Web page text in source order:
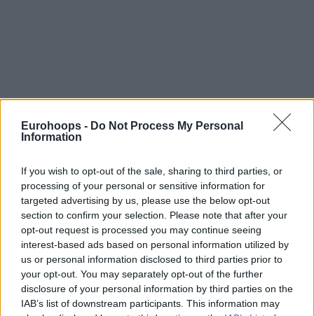
Eurohoops - Do Not Process My Personal
Information
If you wish to opt-out of the sale, sharing to third parties, or
processing of your personal or sensitive information for
targeted advertising by us, please use the below opt-out
section to confirm your selection. Please note that after your
opt-out request is processed you may continue seeing
interest-based ads based on personal information utilized by
us or personal information disclosed to third parties prior to
your opt-out. You may separately opt-out of the further
disclosure of your personal information by third parties on the
IAB’s list of downstream participants. This information may
Από την άλλη, οΟλυμπιακόςμε μία πολύ καλή ομάδα όπως
Περιστέρι, ήταν σοβαρός. ΟΡάιτμε τονΠετρούσεφ
έδωσαν πολλά. Ο Μήτρου-Λονγκ που ήρθε απ’ τον πάγκο
έδωσε πόντους και βοήθησε τον Ολυμπιακό. Εξαιρετικός στο
πρώτο δεκάλεπτο ο Παπανικολάου.Όταν παίζει καλά ο
Παπανικολάου ο Ολυμπιακός δεν χάνει!
Στο τελευταίο παιχνίδι, οΠρομηθέαςέχει μία ανωτερότητα
και μία κατηγορία διαφορά. ΟΠανιώνιοςέκανε μία φιλότιμη